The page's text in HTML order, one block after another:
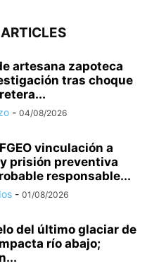
artesana zapoteca
tras choque
- 04/08/2026
vinculación a
prisión preventiva
responsable...
- 01/08/2026
del último glaciar de
río abajo;